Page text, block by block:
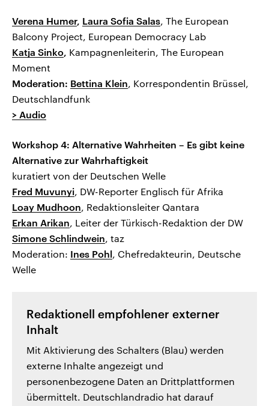
Verena Humer, Laura Sofia Salas, The European
Balcony Project, European Democracy Lab
Katja Sinko, Kampagnenleiterin, The European
Moment
Moderation: Bettina Klein, Korrespondentin Brüssel,
Deutschlandfunk
> Audio
Workshop 4: Alternative Wahrheiten – Es gibt keine
Alternative zur Wahrhaftigkeit
kuratiert von der Deutschen Welle
Fred Muvunyi, DW-Reporter Englisch für Afrika
Loay Mudhoon, Redaktionsleiter Qantara
Erkan Arikan, Leiter der Türkisch-Redaktion der DW
Simone Schlindwein, taz
Moderation: Ines Pohl, Chefredakteurin, Deutsche
Welle
Redaktionell empfohlener externer
Inhalt
Mit Aktivierung des Schalters (Blau) werden
externe Inhalte angezeigt und
personenbezogene Daten an Drittplattformen
übermittelt. Deutschlandradio hat darauf